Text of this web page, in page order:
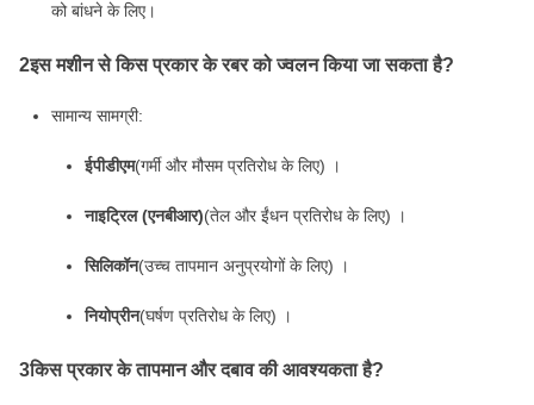
को बांधने के लिए।
2इस मशीन से किस प्रकार के रबर को ज्वलन किया जा सकता है?
सामान्य सामग्री:
ईपीडीएम(गर्मी और मौसम प्रतिरोध के लिए) ।
नाइट्रिल (एनबीआर)(तेल और ईंधन प्रतिरोध के लिए) ।
सिलिकॉन(उच्च तापमान अनुप्रयोगों के लिए) ।
नियोप्रीन(घर्षण प्रतिरोध के लिए) ।
3किस प्रकार के तापमान और दबाव की आवश्यकता है?